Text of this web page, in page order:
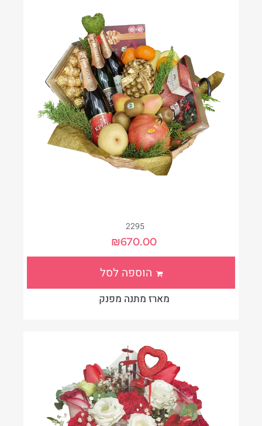
2295
מארז מתנה מפנק
₪670.00
הוספה לסל